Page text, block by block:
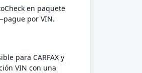
en paquete
por VIN.
para CARFAX y
VIN con una